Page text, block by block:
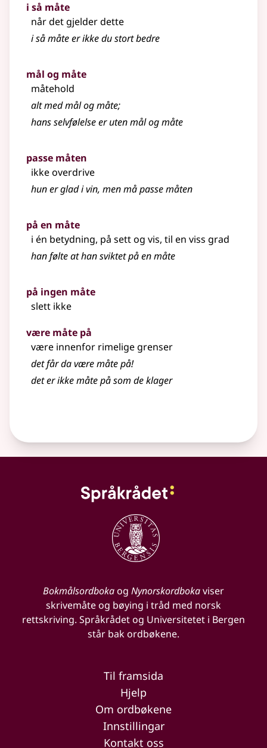
i så måte
når det gjelder dette
i så måte er ikke du stort bedre
mål og måte
måtehold
alt med mål og måte;
hans selvfølelse er uten mål og måte
passe måten
ikke overdrive
hun er glad i vin, men må passe måten
på en måte
i én betydning, på sett og vis, til en viss grad
han følte at han sviktet på en måte
på ingen måte
slett ikke
være måte på
være innenfor rimelige grenser
det får da være måte på!
det er ikkemåtepå som de klager
Bokmålsordbokaog Nynorskordbokaviser
skrivemåte og bøying i tråd med norsk
rettskriving. Språkrådet og Universitetet i Bergen
står bak ordbøkene.
Til framsida
Hjelp
Om ordbøkene
Innstillingar
Kontakt oss